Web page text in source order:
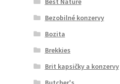
Bezobilné konzervy
Bozita
Brekkies
Brit kapsičky a konzervy